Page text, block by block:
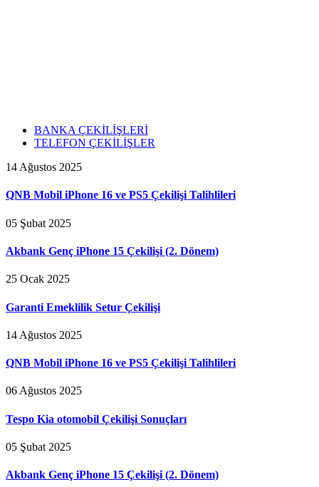
BANKA ÇEKİLİŞLERİ
TELEFON ÇEKİLİŞLER
14 Ağustos 2025
QNB Mobil iPhone 16 ve PS5 Çekilişi Talihlileri
05 Şubat 2025
Akbank Genç iPhone 15 Çekilişi (2. Dönem)
25 Ocak 2025
Garanti Emeklilik Setur Çekilişi
14 Ağustos 2025
QNB Mobil iPhone 16 ve PS5 Çekilişi Talihlileri
06 Ağustos 2025
Tespo Kia otomobil Çekilişi Sonuçları
05 Şubat 2025
Akbank Genç iPhone 15 Çekilişi (2. Dönem)